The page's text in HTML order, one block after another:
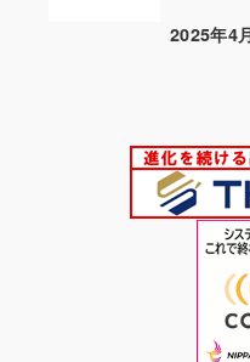
投稿日
2025年4